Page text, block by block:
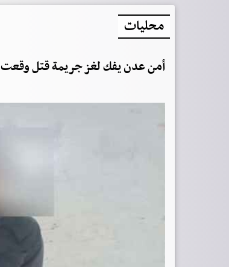
محليات
أمن عدن يفك لغز جريمة قتل